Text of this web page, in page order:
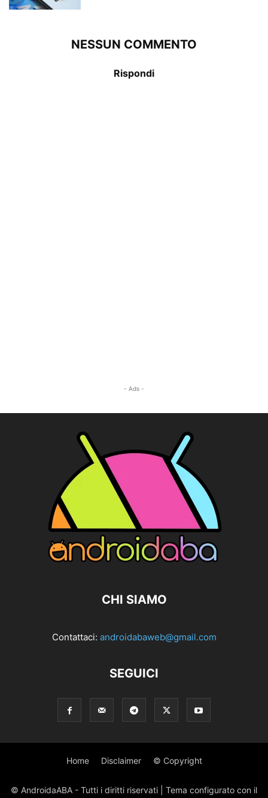
NESSUN COMMENTO
Rispondi
- Ads -
CHI SIAMO
Contattaci: androidabaweb@gmail.com
SEGUICI
Home Disclaimer © Copyright
© AndroidaABA - Tutti i diritti riservati | Tema configurato con il